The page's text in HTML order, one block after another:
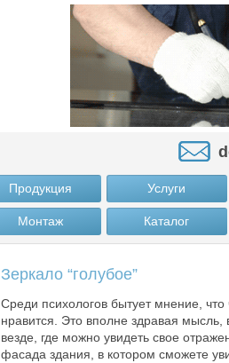
Продукция Услуги
Монтаж Каталог
Зеркало “голубое”
Среди психологов бытует мнение,
нравится. Это вполне здравая
везде, где можно увидеть свое
фасада здания, в котором сможете